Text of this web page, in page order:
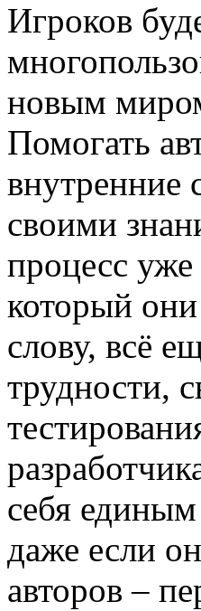
Игроков
новым
Помогать
внутренние
своими
процесс
который
слову, всё
трудности,
себя
даже если
авторов –